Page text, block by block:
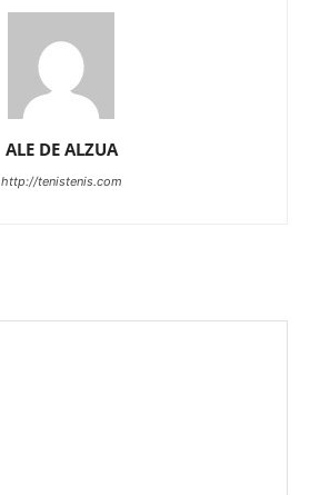
ALE DE ALZUA
http://tenistenis.com